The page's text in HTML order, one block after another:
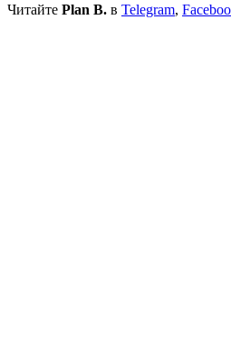
Читайте Plan B. в Telegram,